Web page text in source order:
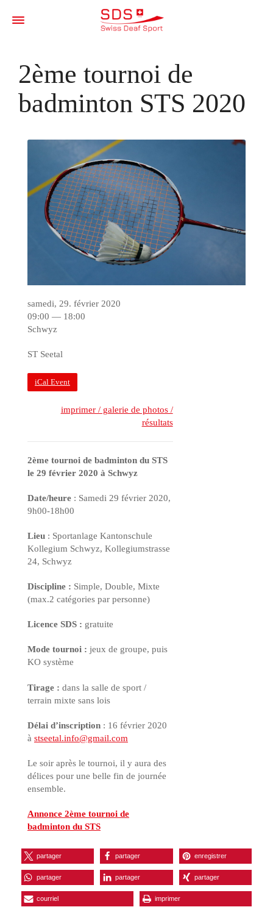
2ème tournoi de
badminton STS 2020
imprimer / galerie de photos /
résultats
2ème tournoi de badminton du STS
le 29 février 2020 à Schwyz
Date/heure : Samedi 29 février 2020,
9h00-18h00
Lieu : Sportanlage Kantonschule
Kollegium Schwyz, Kollegiumstrasse
24, Schwyz
Discipline : Simple, Double, Mixte
(max.2 catégories par personne)
Licence SDS : gratuite
Mode tournoi : jeux de groupe, puis
KO système
Tirage : dans la salle de sport /
terrain mixte sans lois
Délai d’inscription : 16 février 2020
à stseetal.info@gmail.com
Le soir après le tournoi, il y aura des
délices pour une belle fin de journée
ensemble.
Annonce 2ème tournoi de
badminton du STS
samedi, 29. février 2020
09:00 — 18:00
Schwyz
ST Seetal
iCal Event
partager partager enregistrer
partager partager partager
courriel imprimer